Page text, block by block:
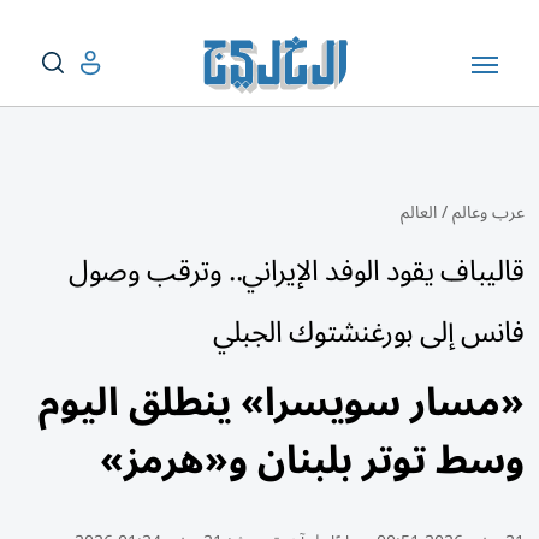
عرب وعالم/العالم
قاليباف يقود الوفد الإيراني.. وترقب وصول
فانس إلى بورغنشتوك الجبلي
«مسار سويسرا» ينطلق اليوم
وسط توتر بلبنان و«هرمز»